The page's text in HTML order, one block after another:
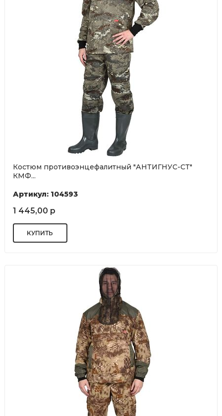
Костюм противоэнцефалитный "АНТИГНУС-СТ"
КМФ...
Артикул: 104593
1 445,00 р